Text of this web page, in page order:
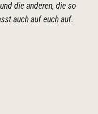
die anderen, die so
auch auf euch auf.